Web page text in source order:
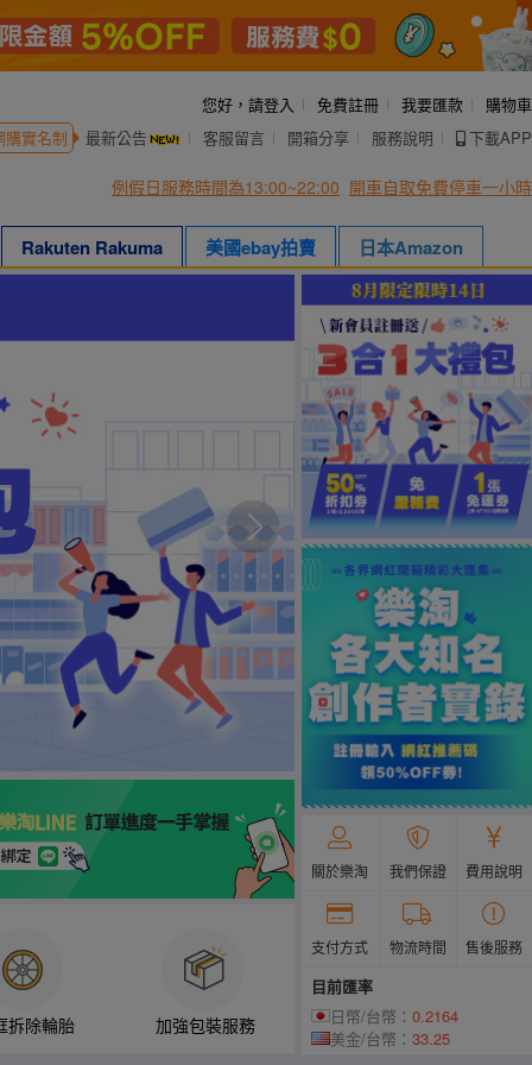
您好， 請登入 免費註冊 我要匯款
購物車
實名制
最新公告 客服留言 開箱分享 服務說明 下載APP
例假日服務時間為13:00~22:00 開車自取免費停車一小時
Rakuten Rakuma 美國ebay拍賣 日本Amazon
拆除輪胎 加強包裝服務
關於樂淘 我們保證 費用說明
支付方式 物流時間 售後服務
目前匯率
日幣/台幣： 0.2164
美金/台幣： 33.25